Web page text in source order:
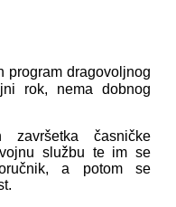
program dragovoljnog
rok, nema dobnog
časničke
službu te im se
a potom se